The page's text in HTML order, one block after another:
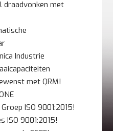
draadvonken met
Industrie
met QRM!
ISO 9001:2015!
ISO 9001:2015!